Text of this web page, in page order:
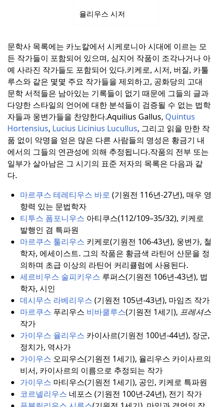
율리우스 시저
문학사 목록에는 카노칼에서 시케로니아 시대에 이르는 모
든 작가들이 포함되어 있으며, 심지어 작품이 조각나거나 아
예 사라진 작가들도 포함되어 있다.키케로, 시저, 버질, 카툴
루스와 같은 몇몇 주요 작가들을 제외하고, 공화당의 고대
문학 서적들은 남아있는 기록들이 없기 때문에 그들의 글과
다양한 스타일의 언어에 대한 분석들이 검증될 수 없는 법학
자들과 웅변가들을 찬양한다.Aquilius Gallus, Quintus
Hortensius, Lucius Licinius Lucullus, 그리고 읽을 만한 작
품 없이 악명을 얻은 많은 다른 사람들의 명성은 황금기 내
에서의 그들의 연관성에 의해 추정됩니다.작품의 전부 또는
일부가 살아남은 그 시기의 표준 저자의 목록은 다음과 같
다.
마르쿠스 테레티우스 바로 (기원전 116년-27년), 매우 영
향력 있는 문법학자
티투스 폼포니우스 아티쿠스(112/109–35/32), 키케로
발행인 겸 특파원
마르쿠스 툴리우스 키케로(기원전 106-43년), 웅변가, 철
학자, 에세이스트. 그의 작품은 황금색 라틴어 산문을 정
의하며 초급 이상의 라틴어 커리큘럼에 사용된다.
세르비우스 술피키우스 루퍼스(기원전 106년-43년), 법
학자, 시인
데시무스 라베리우스 (기원전 105년-43년), 마임즈 작가
마르쿠스 푸리우스 비바쿨루스(기원전 1세기), 프레셔스
작가
가이우스 율리우스 카이사르(기원전 100년-44년), 장군,
정치가, 역사가
가이우스 오피우스(기원전 1세기), 율리우스 카이사르의
비서, 카이사르의 이름으로 추정되는 작가
가이우스 마티우스(기원전 1세기), 공인, 키케로 특파원
코르넬리우스 네포스 (기원전 100년-24년), 전기 작가